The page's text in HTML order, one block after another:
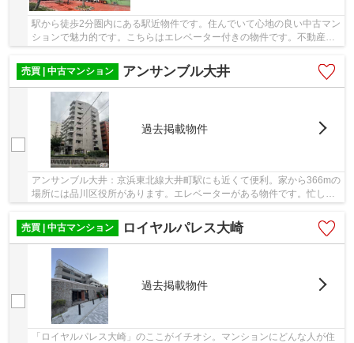
駅から徒歩2分圏内にある駅近物件です。住んでいて心地の良い中古マン
ションで魅力的です。こちらはエレベーター付きの物件です。不動産の
売買 | 中古マンション
アンサンブル大井
過去掲載物件
アンサンブル大井：京浜東北線大井町駅にも近くて便利。家から366mの
場所には品川区役所があります。エレベーターがある物件です。忙しい
方におすすめの、駅徒歩4分の物件です。当社が...
売買 | 中古マンション
ロイヤルパレス大崎
過去掲載物件
「ロイヤルパレス大崎」のここがイチオシ。マンションにどんな人が住